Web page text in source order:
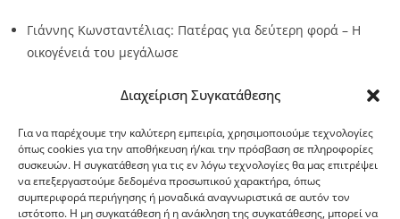
Διαχείριση Συγκατάθεσης
Για να παρέχουμε την καλύτερη εμπειρία, χρησιμοποιούμε τεχνολογίες
όπως cookies για την αποθήκευση ή/και την πρόσβαση σε πληροφορίες
συσκευών. Η συγκατάθεση για τις εν λόγω τεχνολογίες θα μας επιτρέψει
να επεξεργαστούμε δεδομένα προσωπικού χαρακτήρα, όπως
συμπεριφορά περιήγησης ή μοναδικά αναγνωριστικά σε αυτόν τον
ιστότοπο. Η μη συγκατάθεση ή η ανάκληση της συγκατάθεσης, μπορεί να
Γιάννης Κωνσταντέλιας: Πατέρας για δεύτερη φορά – Η
οικογένειά του μεγάλωσε
G-point.gr